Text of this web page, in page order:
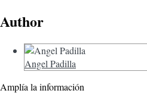
Author
Angel Padilla
Amplía la información